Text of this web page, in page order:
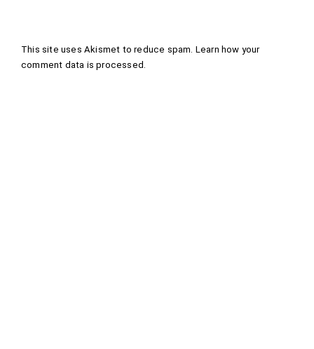
This site uses Akismet to reduce spam. Learn how your
comment data is processed .